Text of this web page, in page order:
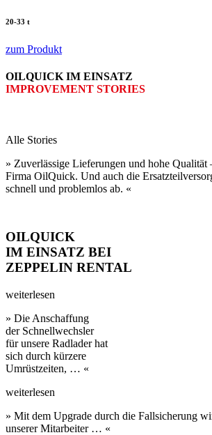
20-33 t
zum Produkt
OILQUICK IM EINSATZ
IMPROVEMENT STORIES
Alle Stories
» Zuverlässige Lieferungen und hohe Qualität
Firma OilQuick. Und auch die
schnell und problem­los ab. «
OILQUICK
IM EINSATZ BEI
ZEPPELIN RENTAL
weiterlesen
» Die Anschaffung
der Schnell­wechsler
für unsere Rad­lader hat
sich durch kürzere
Umrüst­zeiten, … «
weiterlesen
» Mit dem Upgrade durch die Fall­sicherung
unserer Mit­arbeiter … «